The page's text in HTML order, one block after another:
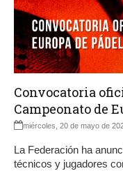
Convocatoria
Campeonato de
miércoles, 20 de mayo de
La Federación ha
técnicos y jugadores